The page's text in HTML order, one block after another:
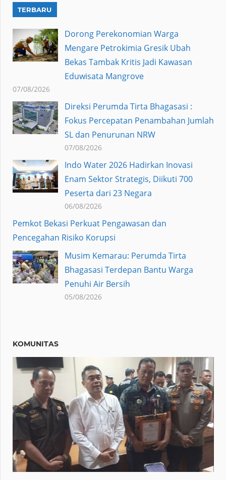
TERBARU
Dorong Perekonomian Warga
Mengare Petrokimia Gresik Ubah
Bekas Tambak Kritis Jadi Kawasan
Eduwisata Mangrove
07/08/2026
Direksi Perumda Tirta Bhagasasi :
Fokus Percepatan Penambahan Jumlah
SL dan Penurunan NRW
07/08/2026
Indo Water 2026 Hadirkan Inovasi
Enam Sektor Strategis, Diikuti 700
Peserta dari 23 Negara
06/08/2026
Pemkot Bekasi Perkuat Pengawasan dan
Pencegahan Risiko Korupsi
Musim Kemarau: Perumda Tirta
Bhagasasi Terdepan Bantu Warga
Penuhi Air Bersih
05/08/2026
KOMUNITAS